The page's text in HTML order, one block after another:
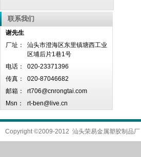
联系我们
谢先生
厂址：
汕头市澄海区东里镇塘西工业
区埔后片1巷1号
电话：
020-23371396
传真：
020-87046682
邮箱：
rt706@cnrongtai.com
Msn：
rt-ben@live.cn
Copyright ©2009-2012 汕头荣易金属塑胶制品